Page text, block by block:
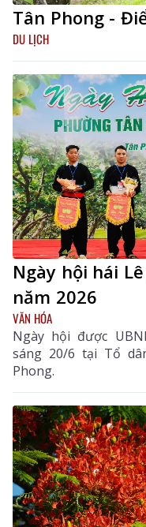
Tân Phong -
DU LỊCH
Ngày hội hái
năm 2026
VĂN HÓA
Ngày hội được
sáng 20/6 tại Tổ
Phong.